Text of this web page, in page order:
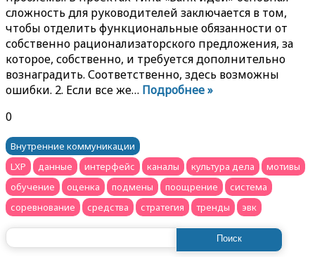
сложность для руководителей заключается в том,
чтобы отделить функциональные обязанности от
собственно рационализаторского предложения, за
которое, собственно, и требуется дополнительно
вознаградить. Соответственно, здесь возможны
ошибки. 2. Если все же… Подробнее »
0
Внутренние коммуникации
LXP
данные интерфейс каналы культура дела
мотивы
обучение
оценка подмены поощрение
система
соревнование
средства стратегия тренды эвк